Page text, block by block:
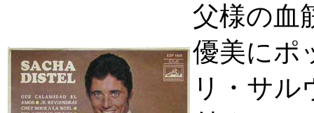
父様の血
優美にポ
リ・サル